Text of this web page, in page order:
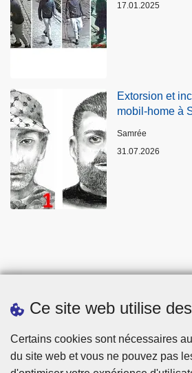
Ce site web utilise
Certains cookies sont nécessaires
du site web et vous ne pouvez pas
17.01.2025
Extorsion et
mobil-home à
Lieux
Samrée
31.07.2026
Statistiques